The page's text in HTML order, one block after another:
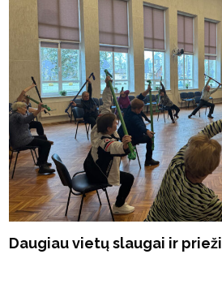
Daugiau vietų slaugai ir